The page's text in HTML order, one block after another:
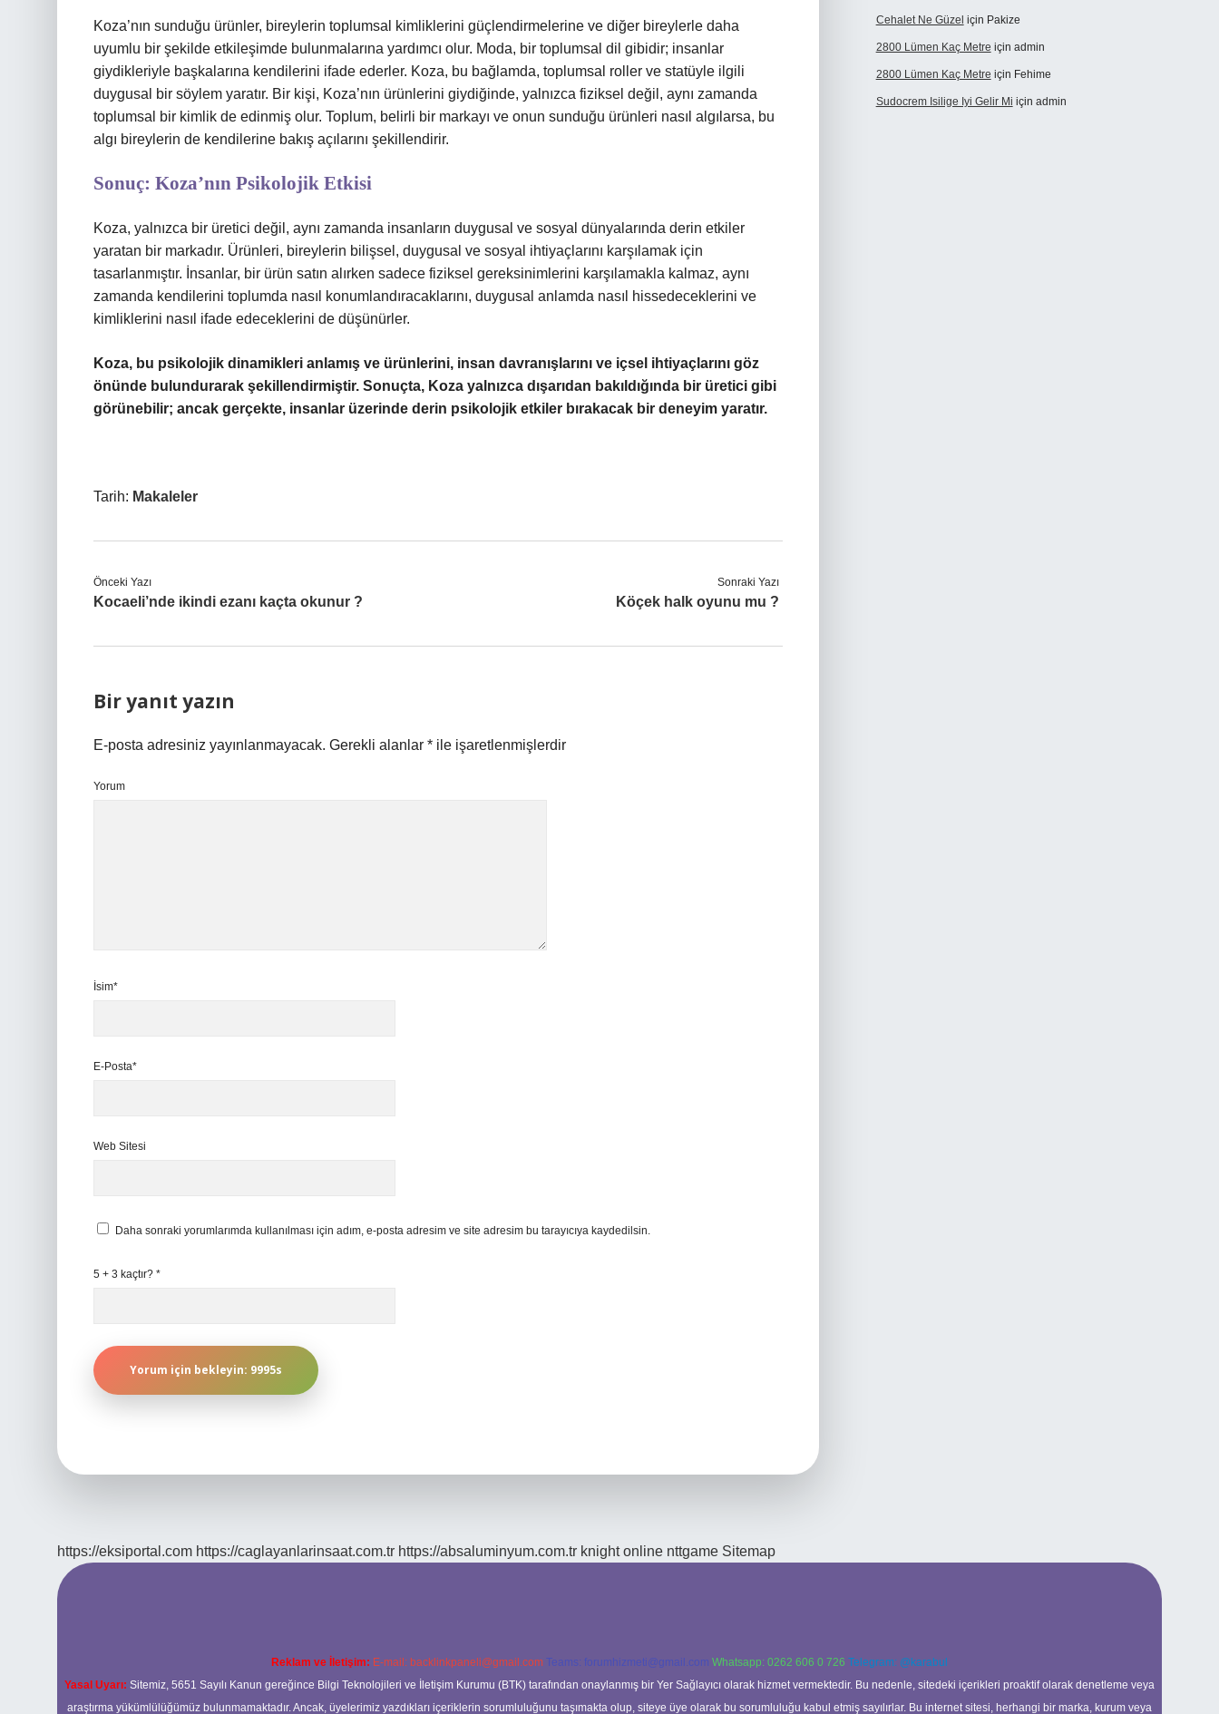
Koza’nın sunduğu ürünler, bireylerin toplumsal kimliklerini güçlendirmelerine ve diğer bireylerle daha
uyumlu bir şekilde etkileşimde bulunmalarına yardımcı olur. Moda, bir toplumsal dil gibidir; insanlar
giydikleriyle başkalarına kendilerini ifade ederler. Koza, bu bağlamda, toplumsal roller ve statüyle ilgili
duygusal bir söylem yaratır. Bir kişi, Koza’nın ürünlerini giydiğinde, yalnızca fiziksel değil, aynı zamanda
toplumsal bir kimlik de edinmiş olur. Toplum, belirli bir markayı ve onun sunduğu ürünleri nasıl algılarsa, bu
algı bireylerin de kendilerine bakış açılarını şekillendirir.
Sonuç: Koza’nın Psikolojik Etkisi
Koza, yalnızca bir üretici değil, aynı zamanda insanların duygusal ve sosyal dünyalarında derin etkiler
yaratan bir markadır. Ürünleri, bireylerin bilişsel, duygusal ve sosyal ihtiyaçlarını karşılamak için
tasarlanmıştır. İnsanlar, bir ürün satın alırken sadece fiziksel gereksinimlerini karşılamakla kalmaz, aynı
zamanda kendilerini toplumda nasıl konumlandıracaklarını, duygusal anlamda nasıl hissedeceklerini ve
kimliklerini nasıl ifade edeceklerini de düşünürler.
Koza, bu psikolojik dinamikleri anlamış ve ürünlerini, insan davranışlarını ve içsel ihtiyaçlarını göz
önünde bulundurarak şekillendirmiştir. Sonuçta, Koza yalnızca dışarıdan bakıldığında bir üretici gibi
görünebilir; ancak gerçekte, insanlar üzerinde derin psikolojik etkiler bırakacak bir deneyim yaratır.
Tarih: Makaleler
Önceki Yazı
Kocaeli’nde ikindi ezanı kaçta okunur ?
Sonraki Yazı
Köçek halk oyunu mu ?
Bir yanıt yazın
E-posta adresiniz yayınlanmayacak. Gerekli alanlar * ile işaretlenmişlerdir
Yorum
İsim*
E-Posta*
Web Sitesi
Daha sonraki yorumlarımda kullanılması için adım, e-posta adresim ve site adresim bu tarayıcıya kaydedilsin.
5 + 3 kaçtır? *
https://eksiportal.com https://caglayanlarinsaat.com.tr https://absaluminyum.com.tr knight online nttgame Sitemap
Cehalet Ne Güzel için Pakize
2800 Lümen Kaç Metre için admin
2800 Lümen Kaç Metre için Fehime
Sudocrem Isilige Iyi Gelir Mi için admin
Reklam ve İletişim: E-mail: backlinkpaneli@gmail.com Teams: forumhizmeti@gmail.com Whatsapp: 0262 606 0 726 Telegram: @karabul
Yasal Uyarı: Sitemiz, 5651 Sayılı Kanun gereğince Bilgi Teknolojileri ve İletişim Kurumu (BTK) tarafından onaylanmış bir Yer Sağlayıcı olarak hizmet vermektedir. Bu nedenle, sitedeki içerikleri proaktif olarak denetleme veya
araştırma yükümlülüğümüz bulunmamaktadır. Ancak, üyelerimiz yazdıkları içeriklerin sorumluluğunu taşımakta olup, siteye üye olarak bu sorumluluğu kabul etmiş sayılırlar. Bu internet sitesi, herhangi bir marka, kurum veya